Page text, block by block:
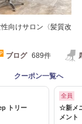
向けサロン〈髪質改
ブログ 689件
クーポン一覧へ
トリー
全員
☆新メ
メント